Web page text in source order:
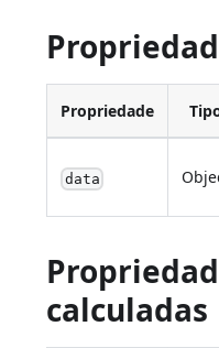
Propriedade
data
calculadas